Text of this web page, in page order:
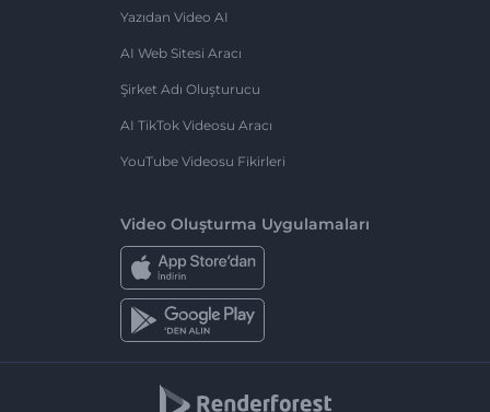
Yazıdan Video AI
AI Web Sitesi Aracı
Şirket Adı Oluşturucu
AI TikTok Videosu Aracı
YouTube Videosu Fikirleri
Video Oluşturma Uygulamaları